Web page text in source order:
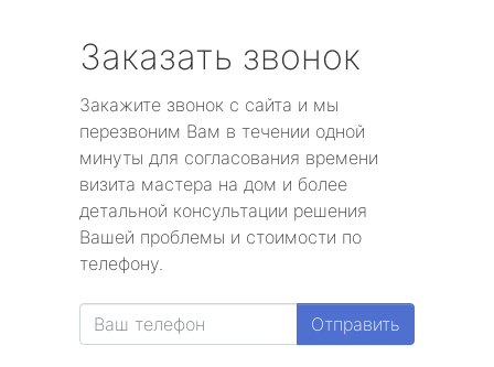
Заказать звонок
Закажите звонок с сайта и мы
перезвоним Вам в течении одной
минуты для согласования времени
визита мастера на дом и более
детальной консультации решения
Вашей проблемы и стоимости по
телефону.
Отправить